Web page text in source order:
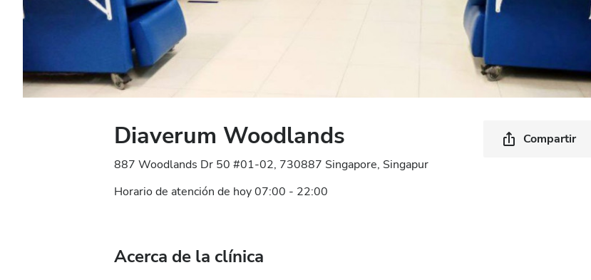
Diaverum Woodlands
887 Woodlands Dr 50 #01-02, 730887 Singapore, Singapur
Horario de atención de hoy 07:00 - 22:00
Compartir
Acerca de la clínica